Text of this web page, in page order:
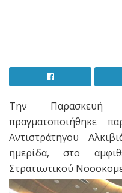
Την Παρασκευή
πραγματοποιήθηκε
Αντιστράτηγου
ημερίδα, στο
Στρατιωτικού